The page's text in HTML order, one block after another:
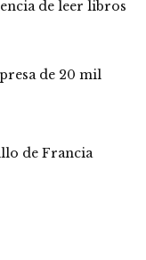
de leer libros
de 20 mil
de Francia